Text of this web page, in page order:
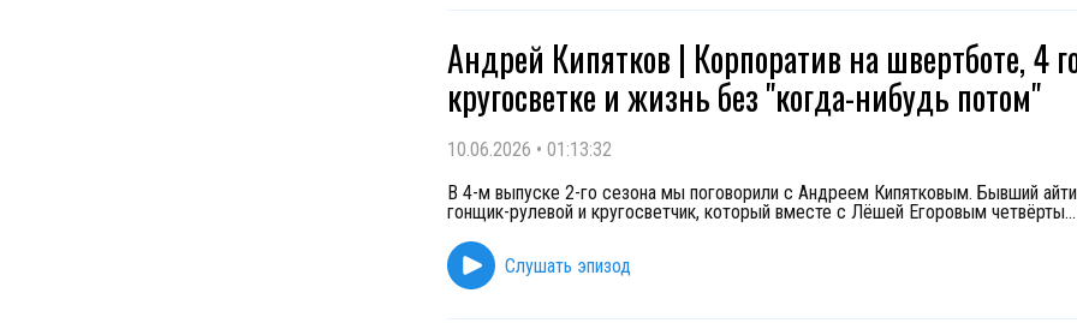
Андрей Кипятков | Корпоратив на швертботе, 4
кругосветке и жизнь без "когда-нибудь потом"
10.06.2026 • 01:13:32
В 4-м выпуске 2-го сезона мы поговорили с Андреем Кипятковым. Бывший
гонщик-рулевой и кругосветчик, который вместе с Лёшей Егоровым четвёрты...
Слушать эпизод